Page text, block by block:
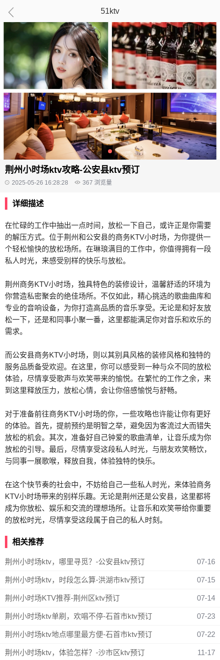
51ktv
荆州小时场ktv攻略-公安县ktv预订
2025-05-26 16:28:28 367 浏览量
详细描述
在忙碌的工作中抽出一点时间，放松一下自己，或许正是你需要
的解压方式。位于荆州和公安县的商务KTV小时场，为你提供一
个轻松愉快的放松场所。在琳琅满目的工作中，你值得拥有一段
私人时光，来感受别样的快乐与放松。
荆州商务KTV小时场，独具特色的装修设计，温馨舒适的环境为
你营造私密聚会的绝佳场所。不仅如此，精心挑选的歌曲曲库和
专业的音响设备，为你打造高品质的音乐享受。无论是和好友放
松一下，还是和同事小聚一番，这里都能满足你对音乐和欢乐的
需求。
而公安县商务KTV小时场，则以其别具风格的装修风格和独特的
服务品质备受欢迎。在这里，你可以感受到一种与众不同的放松
体验，尽情享受歌声与欢笑带来的愉悦。在繁忙的工作之余，来
到这里释放压力，放松心情，会让你倍感愉悦与舒畅。
对于准备前往商务KTV小时场的你，一些攻略也许能让你有更好
的体验。首先，提前预约是明智之举，避免因为客流过大而错失
放松的机会。其次，准备好自己钟爱的歌曲清单，让音乐成为你
放松的引导。最后，尽情享受这段私人时光，与朋友欢笑畅饮，
与同事一展歌喉，释放自我，体验独特的快乐。
在这个快节奏的社会中，不妨给自己一些私人时光，来体验商务
KTV小时场带来的别样乐趣。无论是荆州还是公安县，这里都将
成为你放松、娱乐和交流的理想场所。让音乐和欢笑带给你重要
的放松时光，尽情享受这段属于自己的私人时刻。
相关推荐
荆州小时场ktv，哪里寻觅？-公安县ktv预订 07-16
荆州小时场ktv，时段怎么算-洪湖市ktv预订 07-15
荆州小时场KTV推荐-荆州区ktv预订 07-14
荆州小时场ktv单刷，欢唱不停-石首市ktv预订 07-23
荆州小时场ktv地点哪里最方便-石首市ktv预订 07-22
荆州小时场ktv，体验怎样？-沙市区ktv预订 11-17